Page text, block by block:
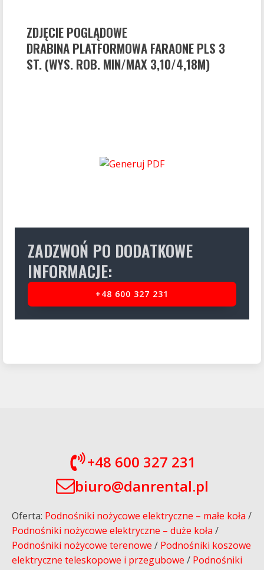
ZDJĘCIE POGLĄDOWE
DRABINA PLATFORMOWA FARAONE PLS 3
ST. (WYS. ROB. MIN/MAX 3,10/4,18M)
ZADZWOŃ PO DODATKOWE
INFORMACJE:
+48 600 327 231
+48 600 327 231
biuro@danrental.pl
Oferta: Podnośniki nożycowe elektryczne – małe koła /
Podnośniki nożycowe elektryczne – duże koła /
Podnośniki nożycowe terenowe / Podnośniki koszowe
elektryczne teleskopowe i przegubowe / Podnośniki